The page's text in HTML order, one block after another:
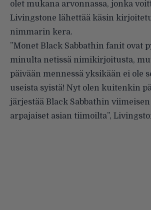
olet mukana arvonnassa, jonka
Livingstone lähettää käsin
nimmarin kera.
”Monet Black Sabbathin fanit ovat
minulta netissä nimikirjoitusta,
päivään mennessä yksikään ei ole
useista syistä! Nyt olen kuitenkin
järjestää Black Sabbathin
arpajaiset asian tiimoilta”,